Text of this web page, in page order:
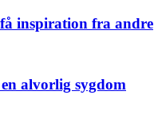
inspiration fra andre
alvorlig sygdom